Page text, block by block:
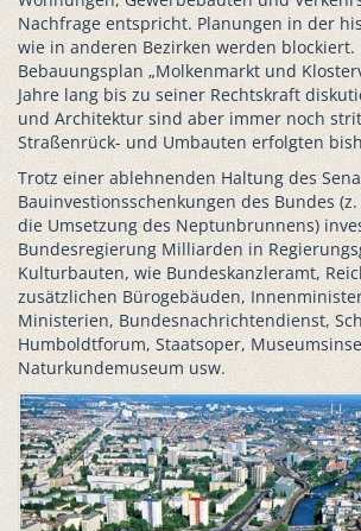
Nachfrage entspricht. Planungen in der
wie in anderen Bezirken werden blockiert.
Bebauungsplan „Molkenmarkt und
Jahre lang bis zu seiner Rechtskraft
und Architektur sind aber immer noch
Straßenrück- und Umbauten erfolgten
Trotz einer ablehnenden Haltung des
Bauinvestionsschenkungen des Bundes
die Umsetzung des Neptunbrunnens)
Bundesregierung Milliarden in
Kulturbauten, wie Bundeskanzleramt,
zusätzlichen Bürogebäuden,
Ministerien, Bundesnachrichtendienst,
Humboldtforum, Staatsoper,
Naturkundemuseum usw.